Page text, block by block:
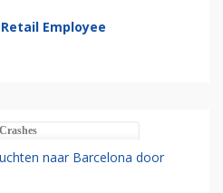
Retail Employee
Crashes
naar Barcelona door